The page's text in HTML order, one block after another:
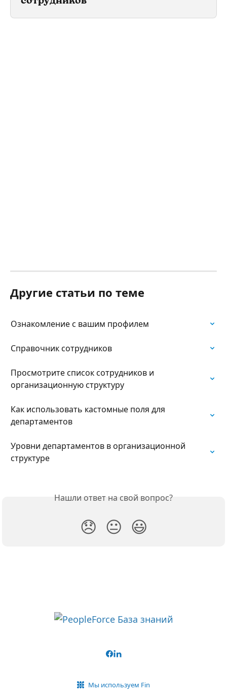
Другие статьи по теме
Ознакомление с вашим профилем
Справочник сотрудников
Просмотрите список сотрудников и
организационную структуру
Как использовать кастомные поля для
департаментов
Уровни департаментов в организационной
структуре
Нашли ответ на свой вопрос?
😞 😐 😃
Мы используем Fin